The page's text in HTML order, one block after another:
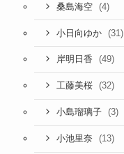
桑島海空 (4)
小日向ゆか (31)
岸明日香 (49)
工藤美桜 (32)
小島瑠璃子 (3)
小池里奈 (13)